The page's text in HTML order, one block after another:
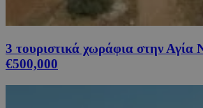
3 τουριστικά χωράφια στην Αγία
€500,000